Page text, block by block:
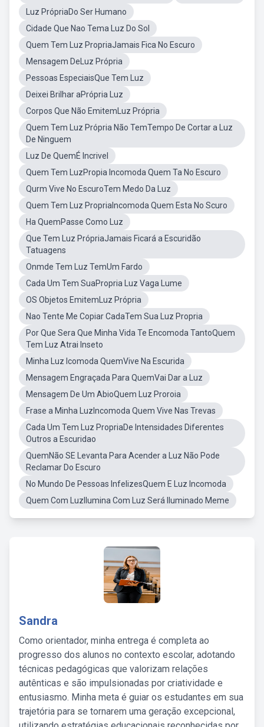
Luz PrópriaDo Ser Humano
Cidade Que Nao Tema Luz Do Sol
Quem Tem Luz PropriaJamais Fica No Escuro
Mensagem DeLuz Própria
Pessoas EspeciaisQue Tem Luz
Deixei Brilhar aPrópria Luz
Corpos Que Não EmitemLuz Própria
Quem Tem Luz Própria Não TemTempo De Cortar a Luz
De Ninguem
Luz De QuemÉ Incrivel
Quem Tem LuzPropia Incomoda Quem Ta No Escuro
Qurm Vive No EscuroTem Medo Da Luz
Quem Tem Luz PropriaIncomoda Quem Esta No Scuro
Ha QuemPasse Como Luz
Que Tem Luz PrópriaJamais Ficará a Escuridão
Tatuagens
Onmde Tem Luz TemUm Fardo
Cada Um Tem SuaPropria Luz Vaga Lume
OS Objetos EmitemLuz Própria
Nao Tente Me Copiar CadaTem Sua Luz Propria
Por Que Sera Que Minha Vida Te Encomoda TantoQuem
Tem Luz Atrai Inseto
Minha Luz Icomoda QuemVive Na Escurida
Mensagem Engraçada Para QuemVai Dar a Luz
Mensagem De Um AbioQuem Luz Proroia
Frase a Minha LuzIncomoda Quem Vive Nas Trevas
Cada Um Tem Luz PropriaDe Intensidades Diferentes
Outros a Escuridao
QuemNão SE Levanta Para Acender a Luz Não Pode
Reclamar Do Escuro
No Mundo De Pessoas InfelizesQuem E Luz Incomoda
Quem Com LuzIlumina Com Luz Será Iluminado Meme
Sandra
Como orientador, minha entrega é completa ao
progresso dos alunos no contexto escolar, adotando
técnicas pedagógicas que valorizam relações
autênticas e são impulsionadas por criatividade e
entusiasmo. Minha meta é guiar os estudantes em sua
trajetória para se tornarem uma geração excepcional,